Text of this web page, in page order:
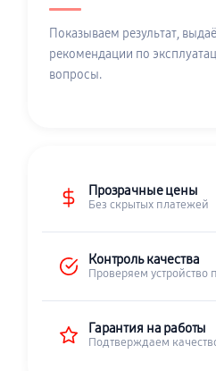
Показываем результат,
рекомендации по
вопросы.
Прозрачные цены
Без скрытых платежей
Контроль качества
Проверяем устройство
Гарантия на работы
Подтверждаем